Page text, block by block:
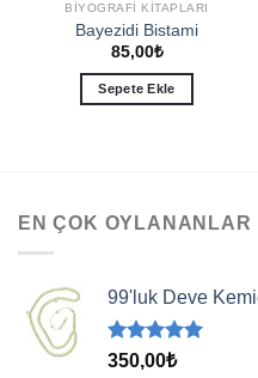
BIYOGRAFI KITAPLARI
Bayezidi Bistami
85,00₺
Sepete Ekle
EN ÇOK OYLANANLAR
99'luk Deve
5 üzerinden
350,00₺